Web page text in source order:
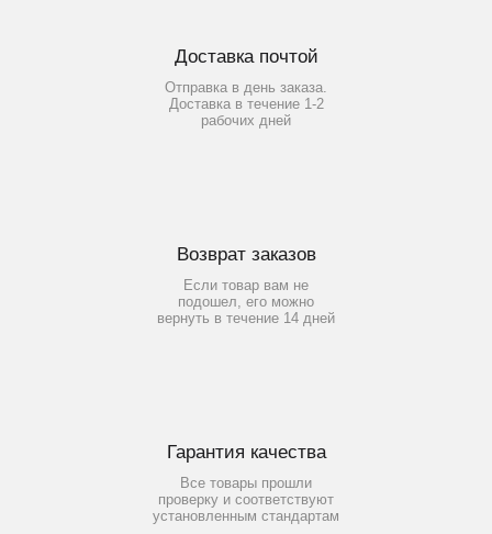
Доставка почтой
Отправка в день заказа.
Доставка в течение 1-2
рабочих дней
Возврат заказов
Если товар вам не
подошел, его можно
вернуть в течение 14 дней
Гарантия качества
Все товары прошли
проверку и соответствуют
установленным стандартам